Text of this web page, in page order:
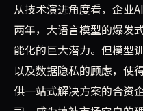
从技术演进角度看，企
两年，大语言模型的爆发
能化的巨大潜力。但模型
以及数据隐私的顾虑，使
供一站式解决方案的合资